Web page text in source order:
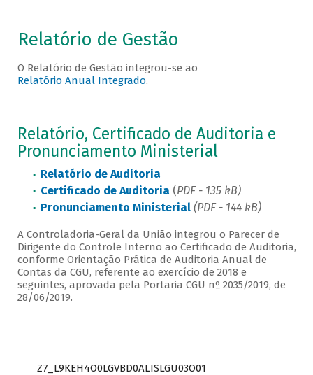
Relatório de Gestão
O Relatório de Gestão integrou-se ao
Relatório Anual Integrado.
Relatório, Certificado de Auditoria e
Pronunciamento Ministerial
Relatório de Auditoria
Certificado de Auditoria (PDF - 135 kB)
Pronunciamento Ministerial (PDF - 144 kB)
A Controladoria-Geral da União integrou o Parecer de
Dirigente do Controle Interno ao Certificado de Auditoria,
conforme Orientação Prática de Auditoria Anual de
Contas da CGU, referente ao exercício de 2018 e
seguintes, aprovada pela Portaria CGU nº 2035/2019, de
28/06/2019.
Z7_L9KEH4O0LGVBD0ALISLGU03O01